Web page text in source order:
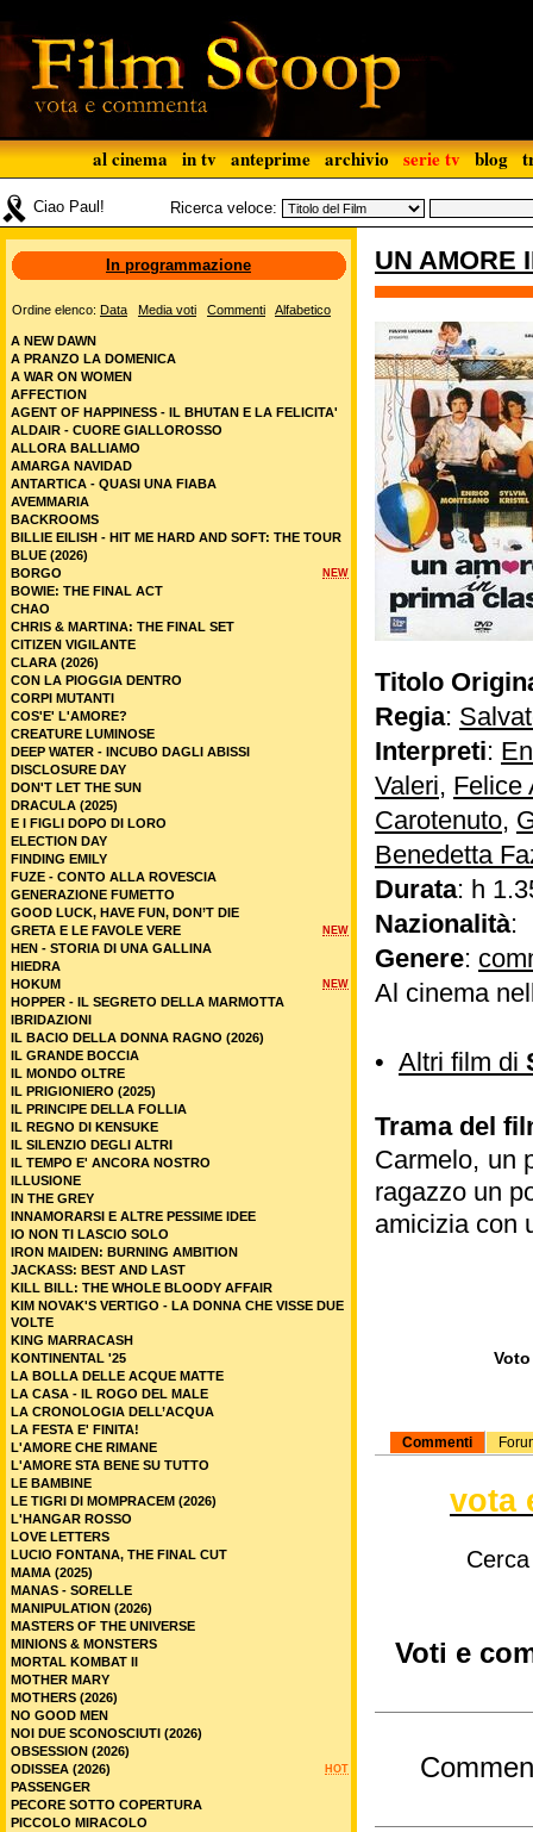
al cinema in tv anteprime archivio serie tv blog
Ciao Paul! Ricerca veloce:
UN AMORE
Titolo
Regia:
Interpreti:
Valeri, Felice
Carotenuto,
Benedetta
Durata: h
Nazionalità:
Genere:
Al cinema
• Altri film di
Trama del
Carmelo, un
ragazzo un
amicizia con
Commenti
vota
Voti e
In programmazione
Ordine elenco: Data Media voti Commenti Alfabetico
A NEW DAWN
A PRANZO LA DOMENICA
A WAR ON WOMEN
AFFECTION
AGENT OF HAPPINESS - IL BHUTAN E LA FELICITA'
ALDAIR - CUORE GIALLOROSSO
ALLORA BALLIAMO
AMARGA NAVIDAD
ANTARTICA - QUASI UNA FIABA
AVEMMARIA
BACKROOMS
BILLIE EILISH - HIT ME HARD AND SOFT: THE TOUR
BLUE (2026)
NEW
BORGO
BOWIE: THE FINAL ACT
CHAO
CHRIS & MARTINA: THE FINAL SET
CITIZEN VIGILANTE
CLARA (2026)
CON LA PIOGGIA DENTRO
CORPI MUTANTI
COS'E' L'AMORE?
CREATURE LUMINOSE
DEEP WATER - INCUBO DAGLI ABISSI
DISCLOSURE DAY
DON'T LET THE SUN
DRACULA (2025)
E I FIGLI DOPO DI LORO
ELECTION DAY
FINDING EMILY
FUZE - CONTO ALLA ROVESCIA
GENERAZIONE FUMETTO
GOOD LUCK, HAVE FUN, DON’T DIE
NEW
GRETA E LE FAVOLE VERE
HEN - STORIA DI UNA GALLINA
HIEDRA
NEW
HOKUM
HOPPER - IL SEGRETO DELLA MARMOTTA
IBRIDAZIONI
IL BACIO DELLA DONNA RAGNO (2026)
IL GRANDE BOCCIA
IL MONDO OLTRE
IL PRIGIONIERO (2025)
IL PRINCIPE DELLA FOLLIA
IL REGNO DI KENSUKE
IL SILENZIO DEGLI ALTRI
IL TEMPO E' ANCORA NOSTRO
ILLUSIONE
IN THE GREY
INNAMORARSI E ALTRE PESSIME IDEE
IO NON TI LASCIO SOLO
IRON MAIDEN: BURNING AMBITION
JACKASS: BEST AND LAST
KILL BILL: THE WHOLE BLOODY AFFAIR
KIM NOVAK'S VERTIGO - LA DONNA CHE VISSE DUE
VOLTE
KING MARRACASH
KONTINENTAL '25
LA BOLLA DELLE ACQUE MATTE
LA CASA - IL ROGO DEL MALE
LA CRONOLOGIA DELL’ACQUA
LA FESTA E' FINITA!
L'AMORE CHE RIMANE
L'AMORE STA BENE SU TUTTO
LE BAMBINE
LE TIGRI DI MOMPRACEM (2026)
L'HANGAR ROSSO
LOVE LETTERS
LUCIO FONTANA, THE FINAL CUT
MAMA (2025)
MANAS - SORELLE
MANIPULATION (2026)
MASTERS OF THE UNIVERSE
MINIONS & MONSTERS
MORTAL KOMBAT II
MOTHER MARY
MOTHERS (2026)
NO GOOD MEN
NOI DUE SCONOSCIUTI (2026)
OBSESSION (2026)
HOT
ODISSEA (2026)
PASSENGER
PECORE SOTTO COPERTURA
PICCOLO MIRACOLO